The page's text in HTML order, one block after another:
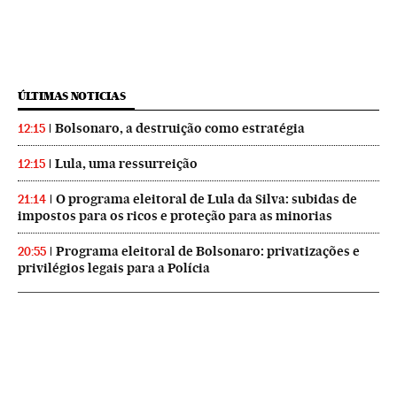
ÚLTIMAS NOTICIAS
12:15 Bolsonaro, a destruição como estratégia
12:15 Lula, uma ressurreição
21:14
O programa eleitoral de Lula da Silva: subidas de
impostos para os ricos e proteção para as minorias
20:55
Programa eleitoral de Bolsonaro: privatizações e
privilégios legais para a Polícia